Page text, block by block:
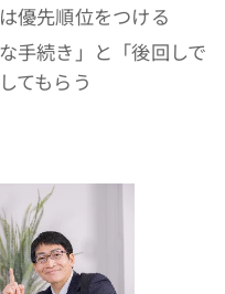
優先順位をつける
手続き」と「後回しで
てもらう